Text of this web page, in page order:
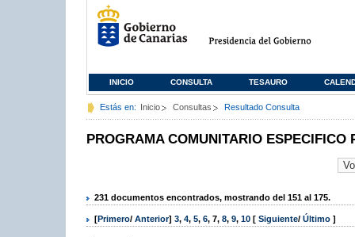
INICIO CONSULTA TESAURO
Estás en: Inicio Consultas Resultado Consulta
PROGRAMA COMUNITARIO ESPECIFICO
231 documentos encontrados, mostrando del 151 al 175.
[Primero/ Anterior] 3, 4, 5, 6, 7, 8, 9, 10 [ Siguiente/ Último ]